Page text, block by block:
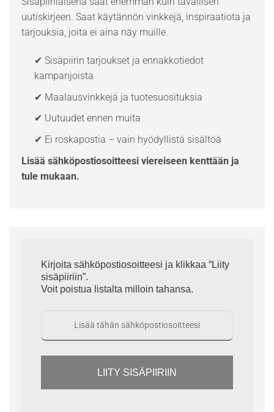
uutiskirjeen. Saat käytännön vinkkejä, inspiraatiota ja
tarjouksia, joita ei aina näy muille.
✔ Sisäpiirin tarjoukset ja ennakkotiedot
kampanjoista
✔ Maalausvinkkejä ja tuotesuosituksia
✔ Uutuudet ennen muita
✔ Ei roskapostia – vain hyödyllistä sisältöä
Lisää sähköpostiosoitteesi viereiseen kenttään ja
tule mukaan.
Kirjoita sähköpostiosoitteesi ja klikkaa “Liity
sisäpiiriin”.
Voit poistua listalta milloin tahansa.
LIITY SISÄPIIRIIN